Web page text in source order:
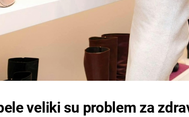
veliki su problem za